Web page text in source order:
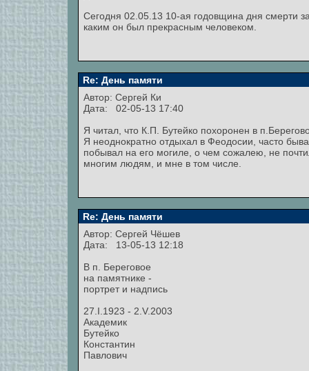
Сегодня 02.05.13 10-ая годовщина дня смерти
каким он был прекрасным человеком.
Re: День памяти
Автор: Сергей Ки
Дата: 02-05-13 17:40
Я читал, что К.П. Бутейко похоронен в
Я неоднократно отдыхал в Феодосии, часто
побывал на его могиле, о чем сожалею, не
многим людям, и мне в том числе.
Re: День памяти
Автор: Сергей Чёшев
Дата: 13-05-13 12:18
В п. Береговое
на памятнике -
портрет и надпись
27.I.1923 - 2.V.2003
Академик
Бутейко
Константин
Павлович